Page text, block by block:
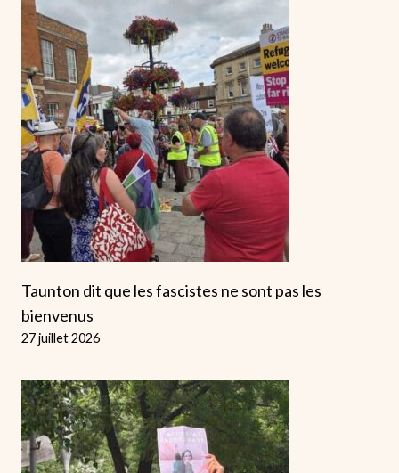
Taunton dit que les fascistes ne sont pas les
bienvenus
27 juillet 2026